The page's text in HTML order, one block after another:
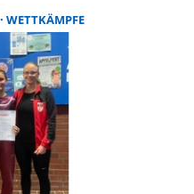
gebeten.
zwischen 10:00 und
05721-4422
WETTKÄMPFE